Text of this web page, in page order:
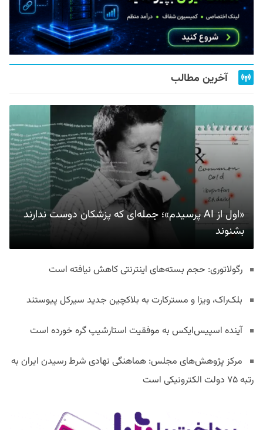
آخرین مطالب
«اول از AI پرسیدم»؛ جمله‌ای که پزشکان دوست ندارند
بشنوند
رگولاتوری: حجم بسته‌های اینترنتی کاهش نیافته است
بلک‌راک، ویزا و مسترکارت به بلاکچین جدید سیرکل پیوستند
آینده اسپیس‌ایکس به موفقیت استارشیپ گره خورده است
مرکز پژوهش‌های مجلس: هماهنگی نهادی شرط رسیدن ایران به
رتبه ۷۵ دولت الکترونیکی است